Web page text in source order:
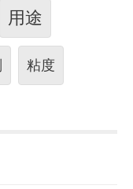
用途
粘度